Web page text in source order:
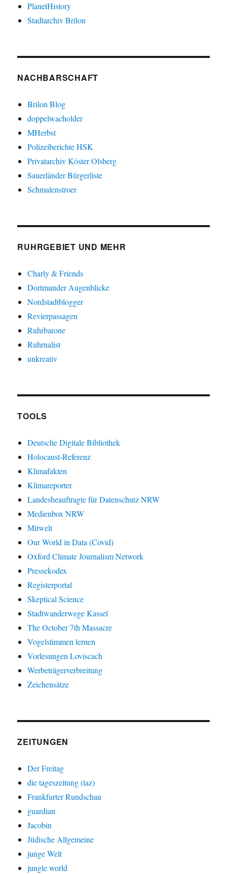
PlanetHistory
Stadtarchiv Brilon
NACHBARSCHAFT
Brilon Blog
doppelwacholder
MHerbst
Polizeiberichte HSK
Privatarchiv Köster Olsberg
Sauerländer Bürgerliste
Schmalenstroer
RUHRGEBIET UND MEHR
Charly & Friends
Dortmunder Augenblicke
Nordstadtblogger
Revierpassagen
Ruhrbarone
Ruhrnalist
unkreativ
TOOLS
Deutsche Digitale Bibliothek
Holocaust-Referenz
Klimafakten
Klimareporter
Landesbeauftragte für Datenschutz NRW
Medienbox NRW
Mitwelt
Our World in Data (Covid)
Oxford Climate Journalism Network
Pressekodex
Registerportal
Skeptical Science
Stadtwanderwege Kassel
The October 7th Massacre
Vogelstimmen lernen
Vorlesungen Loviscach
Werbeträgerverbreitung
Zeichensätze
ZEITUNGEN
Der Freitag
die tageszeitung (taz)
Frankfurter Rundschau
guardian
Jacobin
Jüdische Allgemeine
junge Welt
jungle world